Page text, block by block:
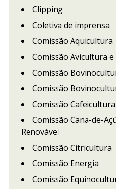
Clipping
Coletiva de imprensa
Comissão Aquicultura
Comissão Avicultura
Comissão
Comissão
Comissão Cafeicultura
Comissão Cana-de-
Renovável
Comissão Citricultura
Comissão Energia
Comissão